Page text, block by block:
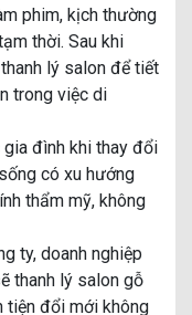
phim, kịch thường
thời. Sau khi
lý salon để tiết
trong việc di
gia đình khi thay đổi
có xu hướng
thẩm mỹ, không
ty, doanh nghiệp
thanh lý salon gỗ
tiện đổi mới không